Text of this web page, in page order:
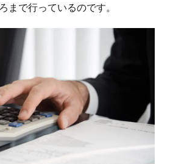
まで行っているのです。